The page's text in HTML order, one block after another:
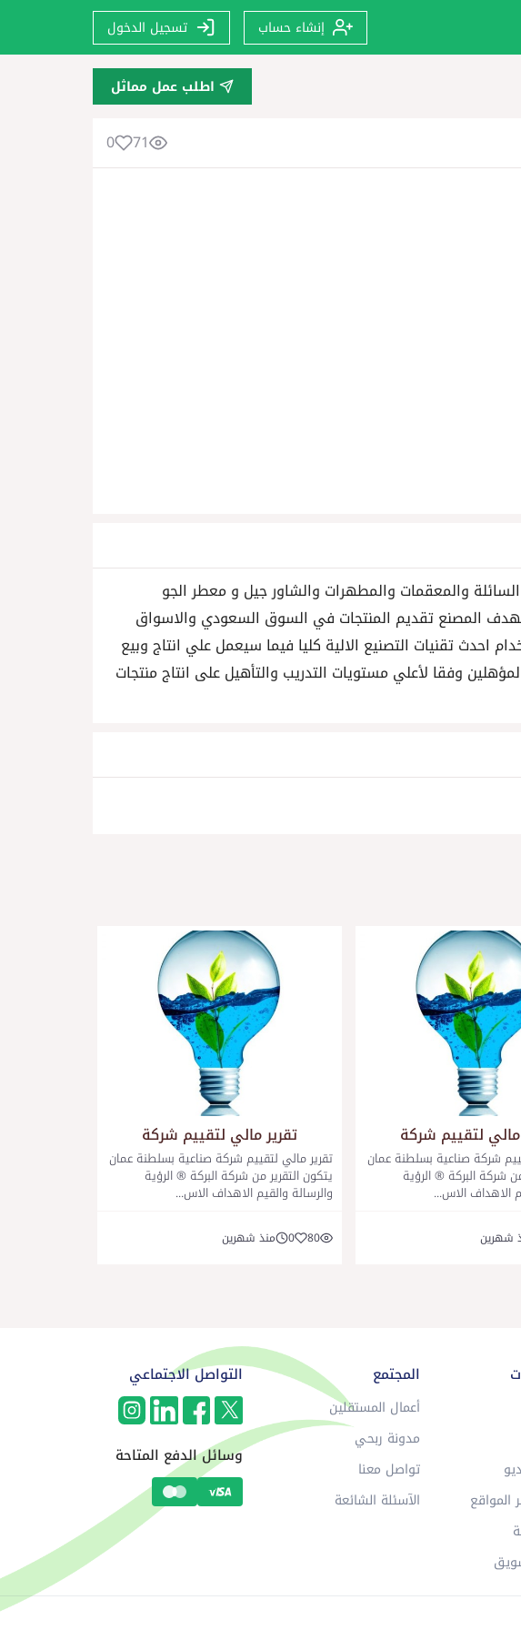
إنشاء حساب تسجيل الدخول
اطلب عمل مماثل
71
0
والمعقمات والمطهرات والشاور جيل و معطر الجو
المصنع تقديم المنتجات في السوق السعودي والاسواق
احدث تقنيات التصنيع الالية كليا فيما سيعمل علي انتاج وبيع
وفقا لأعلي مستويات التدريب والتأهيل على انتاج منتجات
مالي لتقييم شركة
شركة صناعية بسلطنة عمان
شركة البركة ® الرؤية
الاهداف الاس...
شهرين
تقرير مالي لتقييم شركة
تقرير مالي لتقييم شركة صناعية بسلطنة عمان
يتكون التقرير من شركة البركة ® الرؤية
والرسالة والقيم الاهداف الاس...
80
0 منذ شهرين
المواقع
المجتمع
أعمال المستقلين
مدونة ربحي
تواصل معنا
الآسئلة الشائعة
التواصل الاجتماعي
وسائل الدفع المتاحة